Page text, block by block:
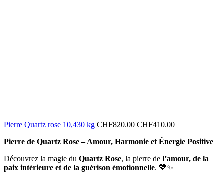
Pierre Quartz rose 10,430 kg CHF820.00 CHF410.00
Pierre de Quartz Rose – Amour, Harmonie et Énergie Positive
Découvrez la magie du Quartz Rose, la pierre de l’amour, de la
paix intérieure et de la guérison émotionnelle. 💖✨